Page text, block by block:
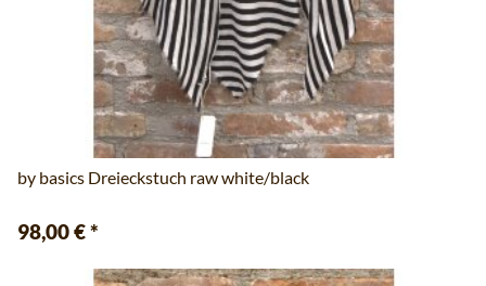
by basics Dreieckstuch raw white/black
98,00 €*